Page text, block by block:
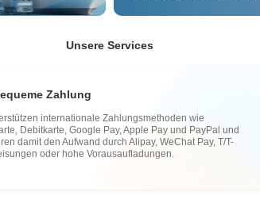
riskante Artikel. Cross-Border-
zusätzlich Risiken bei Qualität,
Unsere Services
Zahlung
internationale Zahlungsmethoden wie
Debitkarte, Google Pay, Apple Pay und PayPal und
damit den Aufwand durch Alipay, WeChat Pay, T/T-
oder hohe Vorausaufladungen.